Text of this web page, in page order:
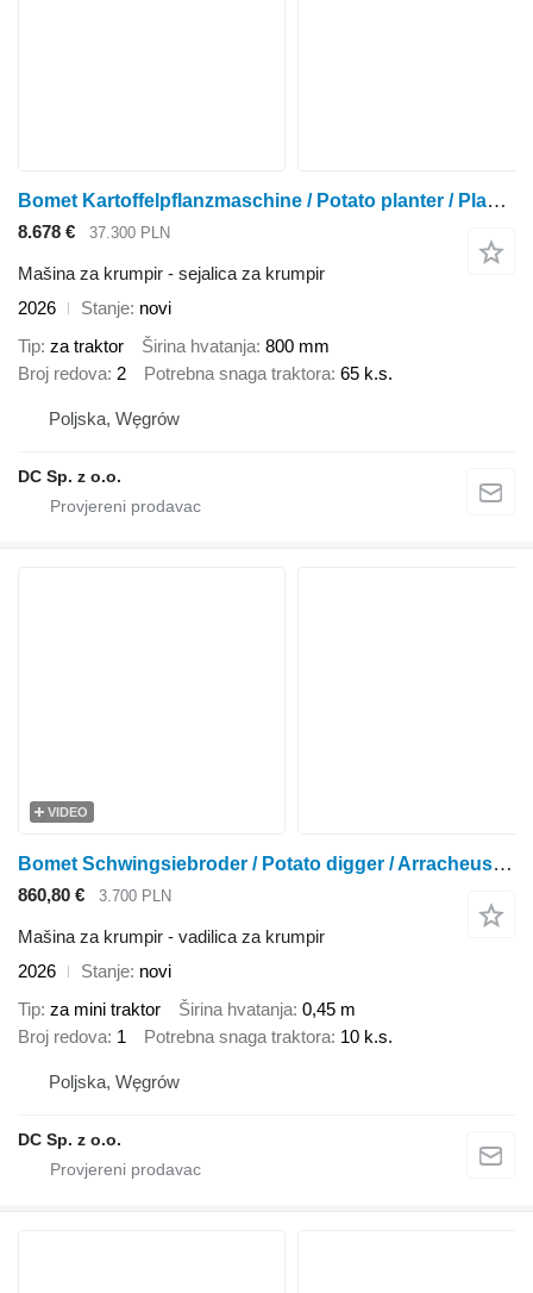
Bomet Kartoffelpflanzmaschine / Potato planter / Planteuse
8.678 € 37.300 PLN
Mašina za krumpir - sejalica za krumpir
2026
Stanje novi
Tip za traktor Širina hvatanja 800 mm
Broj redova 2 Potrebna snaga traktora 65 k.s.
Poljska, Węgrów
DC Sp. z o.o.
VIDEO
Bomet Schwingsiebroder / Potato digger / Arracheuse / Scavapatate Ursa
860,80 € 3.700 PLN
Mašina za krumpir - vadilica za krumpir
2026
Stanje novi
Tip za mini traktor Širina hvatanja 0,45 m
Broj redova 1 Potrebna snaga traktora 10 k.s.
Poljska, Węgrów
DC Sp. z o.o.